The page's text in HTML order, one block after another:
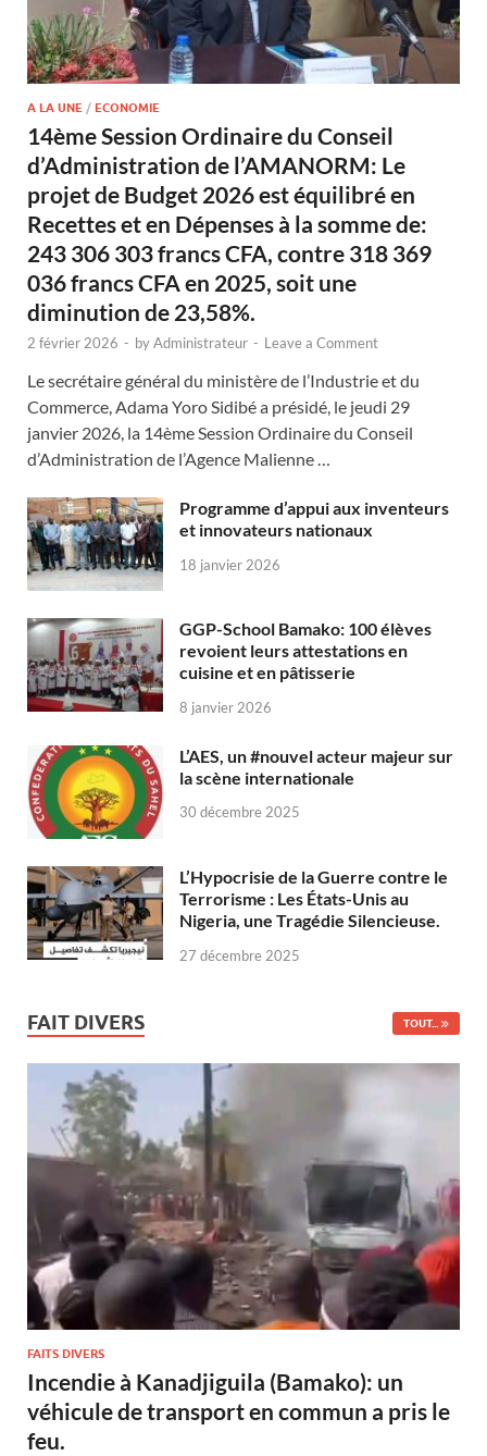
A LA UNE / ECONOMIE
14ème Session Ordinaire du Conseil
d’Administration de l’AMANORM: Le
projet de Budget 2026 est équilibré en
Recettes et en Dépenses à la somme de:
243 306 303 francs CFA, contre 318 369
036 francs CFA en 2025, soit une
diminution de 23,58%.
2 février 2026 - byAdministrateur - Leave a Comment
Le secrétaire général du ministère de l’Industrie et du
Commerce, Adama Yoro Sidibé a présidé, le jeudi 29
janvier 2026, la 14ème Session Ordinaire du Conseil
d’Administration de l’Agence Malienne …
Programme d’appui aux inventeurs
et innovateurs nationaux
18 janvier 2026
GGP-School Bamako: 100 élèves
revoient leurs attestations en
cuisine et en pâtisserie
8 janvier 2026
L’AES, un #nouvel acteur majeur sur
la scène internationale
30 décembre 2025
L’Hypocrisie de la Guerre contre le
Terrorisme : Les États-Unis au
Nigeria, une Tragédie Silencieuse.
27 décembre 2025
FAIT DIVERS TOUT...
FAITS DIVERS
Incendie à Kanadjiguila (Bamako): un
véhicule de transport en commun a pris le
feu.